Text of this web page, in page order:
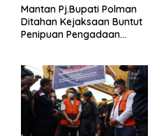
Mantan Pj.Bupati Polman
Ditahan Kejaksaan Buntut
Penipuan Pengadaan